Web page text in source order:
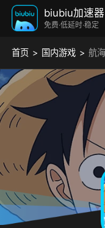
biubiu加速器
免费·低延时·稳定
首页 国内游戏